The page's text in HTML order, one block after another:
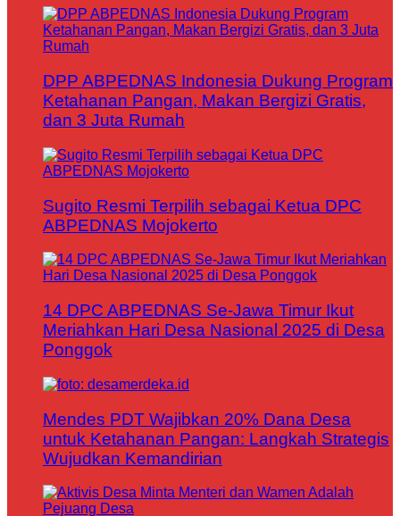
DPP ABPEDNAS Indonesia Dukung Program
Ketahanan Pangan, Makan Bergizi Gratis,
dan 3 Juta Rumah
Sugito Resmi Terpilih sebagai Ketua DPC
ABPEDNAS Mojokerto
14 DPC ABPEDNAS Se-Jawa Timur Ikut
Meriahkan Hari Desa Nasional 2025 di Desa
Ponggok
Mendes PDT Wajibkan 20% Dana Desa
untuk Ketahanan Pangan: Langkah Strategis
Wujudkan Kemandirian